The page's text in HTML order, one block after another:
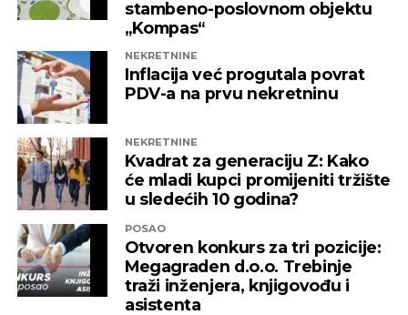
stambeno-poslovnom objektu
„Kompas“
NEKRETNINE
Inflacija već progutala povrat
PDV-a na prvu nekretninu
NEKRETNINE
Kvadrat za generaciju Z: Kako
će mladi kupci promijeniti tržište
u sledećih 10 godina?
POSAO
Otvoren konkurs za tri pozicije:
Megagraden d.o.o. Trebinje
traži inženjera, knjigovođu i
asistenta